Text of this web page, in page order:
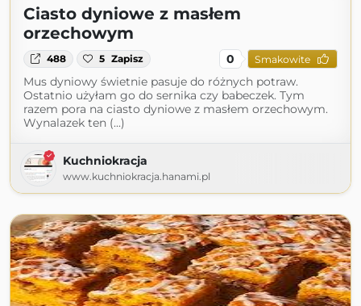
Ciasto dyniowe z masłem
orzechowym
488 5 Zapisz 0 Smakowite
Mus dyniowy świetnie pasuje do różnych potraw.
Ostatnio użyłam go do sernika czy babeczek. Tym
razem pora na ciasto dyniowe z masłem orzechowym.
Wynalazek ten (...)
Kuchniokracja
www.kuchniokracja.hanami.pl